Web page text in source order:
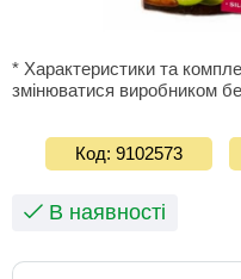
* Характеристики та
змінюватися виробником
Код: 9102573
В наявності